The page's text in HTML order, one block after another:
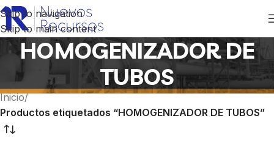
Skip to navigation
Skip to main content
HOMOGENIZADOR DE
TUBOS
Inicio/
Productos etiquetados “HOMOGENIZADOR DE TUBOS”